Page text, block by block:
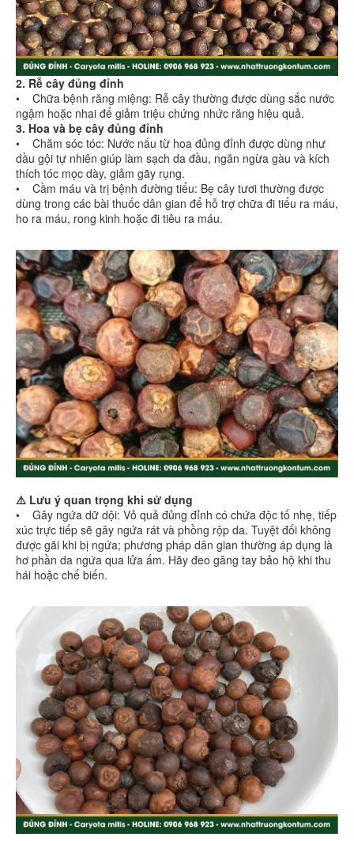
2. Rễ cây đủng đỉnh
• Chữa bệnh răng miệng: Rễ cây thường được dùng sắc nước
ngậm hoặc nhai để giảm triệu chứng nhức răng hiệu quả.
3. Hoa và bẹ cây đủng đỉnh
• Chăm sóc tóc: Nước nấu từ hoa đủng đỉnh được dùng như
dầu gội tự nhiên giúp làm sạch da đầu, ngăn ngừa gàu và kích
thích tóc mọc dày, giảm gãy rụng.
• Cầm máu và trị bệnh đường tiểu: Bẹ cây tươi thường được
dùng trong các bài thuốc dân gian để hỗ trợ chữa đi tiểu ra máu,
ho ra máu, rong kinh hoặc đi tiêu ra máu.
⚠️ Lưu ý quan trọng khi sử dụng
• Gây ngứa dữ dội: Vỏ quả đủng đỉnh có chứa độc tố nhẹ, tiếp
xúc trực tiếp sẽ gây ngứa rát và phồng rộp da. Tuyệt đối không
được gãi khi bị ngứa; phương pháp dân gian thường áp dụng là
hơ phần da ngứa qua lửa ấm. Hãy đeo găng tay bảo hộ khi thu
hái hoặc chế biến.